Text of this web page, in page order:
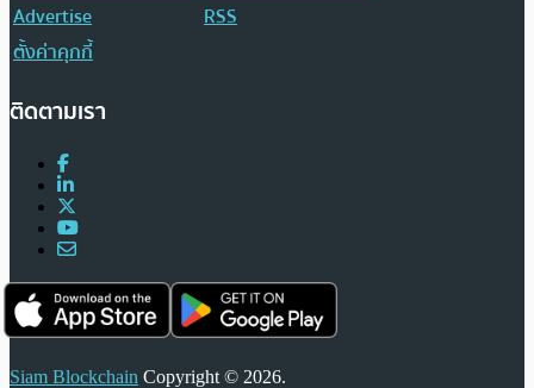
Advertise
RSS
ตั้งค่าคุกกี้
ติดตามเรา
Siam Blockchain Copyright © 2026.